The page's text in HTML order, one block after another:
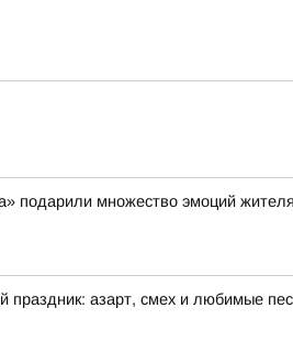
подарили множество эмоций
азарт, смех и любимые